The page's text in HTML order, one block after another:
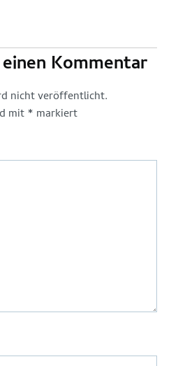
Kommentar
nicht veröffentlicht.
mit* markiert